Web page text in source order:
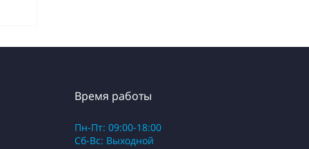
Время работы
Пн-Пт: 09:00-18:00
Сб-Вс: Выходной